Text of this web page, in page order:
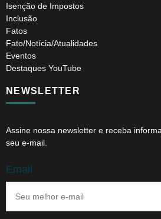
Isenção de Impostos
Inclusão
Fatos
Fato/Notícia/Atualidades
Eventos
Destaques YouTube
NEWSLETTER
Assine nossa newsletter e receba
seu e-mail.
Email